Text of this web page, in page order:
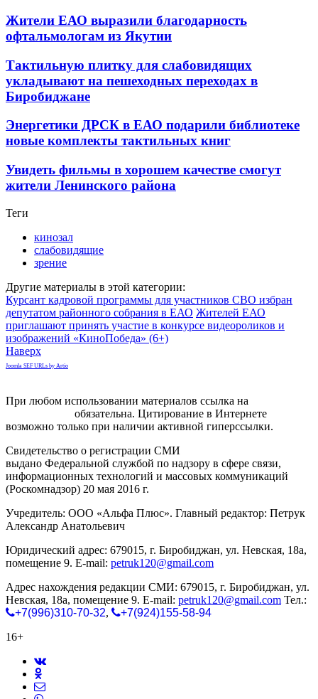
Жители ЕАО выразили благодарность
офтальмологам из Якутии
Тактильную плитку для слабовидящих
укладывают на пешеходных переходах в
Биробиджане
Энергетики ДРСК в ЕАО подарили библиотеке
новые комплекты тактильных книг
Увидеть фильмы в хорошем качестве смогут
жители Ленинского района
Теги
кинозал
слабовидящие
зрение
Другие материалы в этой категории:
Курсант кадровой программы для участников СВО избран
депутатом районного собрания в ЕАО Жителей ЕАО
приглашают принять участие в конкурсе видеороликов и
изображений «КиноПобеда» (6+)
Наверх
Joomla SEF URLs by Artio
При любом использовании материалов ссылка на
обязательна. Цитирование в Интернете
возможно только при наличии активной гиперссылки.
Свидетельство о регистрации СМИ
выдано Федеральной службой по надзору в сфере связи,
информационных технологий и массовых коммуникаций
(Роскомнадзор) 20 мая 2016 г.
Учредитель: ООО «Альфа Плюс». Главный редактор: Петрук
Александр Анатольевич
Юридический адрес: 679015, г. Биробиджан, ул. Невская, 18а,
помещение 9. E-mail: petruk120@gmail.com
Адрес нахождения редакции СМИ: 679015, г. Биробиджан, ул.
Невская, 18а, помещение 9. E-mail: petruk120@gmail.com Тел.:
+7(996)310-70-32,
+7(924)155-58-94
16+